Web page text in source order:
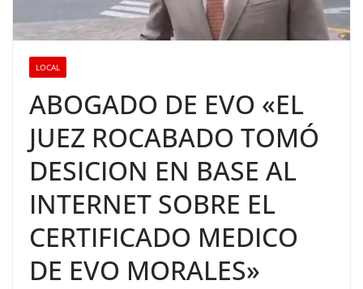
LOCAL
ABOGADO DE EVO «EL
JUEZ ROCABADO TOMÓ
DESICION EN BASE AL
INTERNET SOBRE EL
CERTIFICADO MEDICO
DE EVO MORALES»